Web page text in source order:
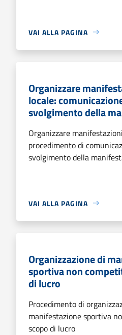
VAI ALLA PAGINA
Organizzare
locale:
svolgimento della
Organizzare
procedimento di
svolgimento della
VAI ALLA PAGINA
Organizzazione di
sportiva non
di lucro
Procedimento di
manifestazione sportiva
scopo di lucro